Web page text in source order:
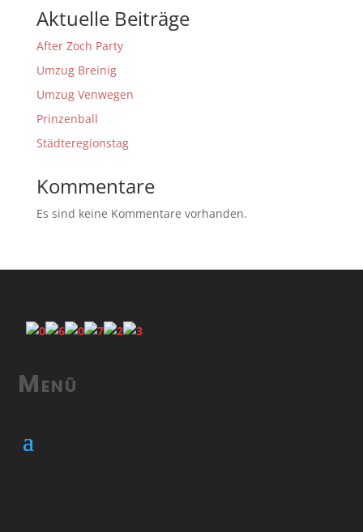
Aktuelle Beiträge
After Zoch Party
Umzug Breinig
Umzug Venwegen
Prinzenball
Städteregionstag
Kommentare
Es sind keine Kommentare vorhanden.
Menü